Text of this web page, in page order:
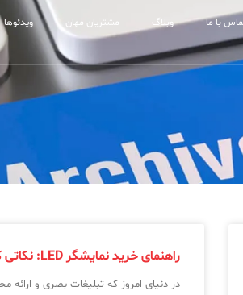
با ما وبلاگ مشتریان مهان ویدئوها
راهنمای خرید نمایشگر LED: نکاتی که قبل از خرید باید بدانید
در دنیای امروز که تبلیغات بصری و